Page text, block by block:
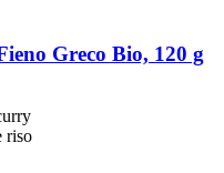
Greco Bio, 120 g
riso